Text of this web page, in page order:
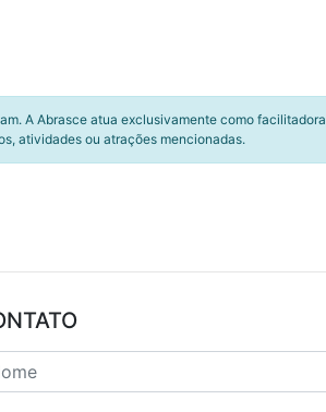
A Abrasce atua exclusivamente como facilitadora
atividades ou atrações mencionadas.